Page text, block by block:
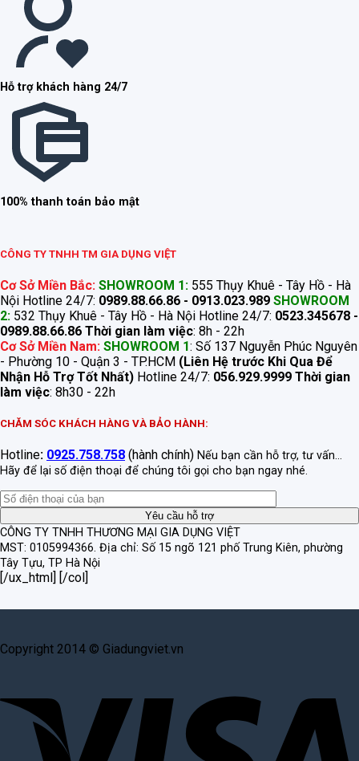
Hỗ trợ khách hàng 24/7
100% thanh toán bảo mật
CÔNG TY TNHH TM GIA DỤNG VIỆT
Cơ Sở Miền Bắc: SHOWROOM 1: 555 Thụy Khuê - Tây Hồ - Hà
Nội Hotline 24/7: 0989.88.66.86 - 0913.023.989 SHOWROOM
2: 532 Thụy Khuê - Tây Hồ - Hà Nội Hotline 24/7: 0523.345678 -
0989.88.66.86 Thời gian làm việc: 8h - 22h
Cơ Sở Miền Nam: SHOWROOM 1: Số 137 Nguyễn Phúc Nguyên
- Phường 10 - Quận 3 - TP.HCM (Liên Hệ trước Khi Qua Để
Nhận Hỗ Trợ Tốt Nhất) Hotline 24/7: 056.929.9999 Thời gian
làm việc: 8h30 - 22h
CHĂM SÓC KHÁCH HÀNG VÀ BẢO HÀNH:
Hotline: 0925.758.758 (hành chính) Nếu bạn cần hỗ trợ, tư vấn...
Hãy để lại số điện thoại để chúng tôi gọi cho bạn ngay nhé.
CÔNG TY TNHH THƯƠNG MẠI GIA DỤNG VIỆT
MST: 0105994366. Địa chỉ: Số 15 ngõ 121 phố Trung Kiên, phường
Tây Tựu, TP Hà Nội
[/ux_html] [/col]
Copyright 2014 © Giadungviet.vn